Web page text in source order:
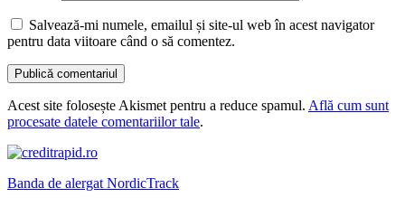
Salvează-mi numele, emailul și site-ul web în acest navigator
pentru data viitoare când o să comentez.
Acest site folosește Akismet pentru a reduce spamul. Află cum sunt
procesate datele comentariilor tale.
Banda de alergat NordicTrack